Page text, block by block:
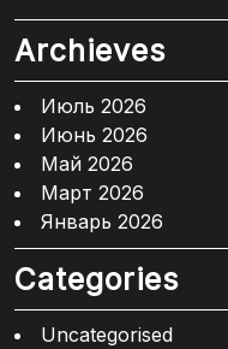
Archieves
Июль 2026
Июнь 2026
Май 2026
Март 2026
Январь 2026
Categories
Uncategorised